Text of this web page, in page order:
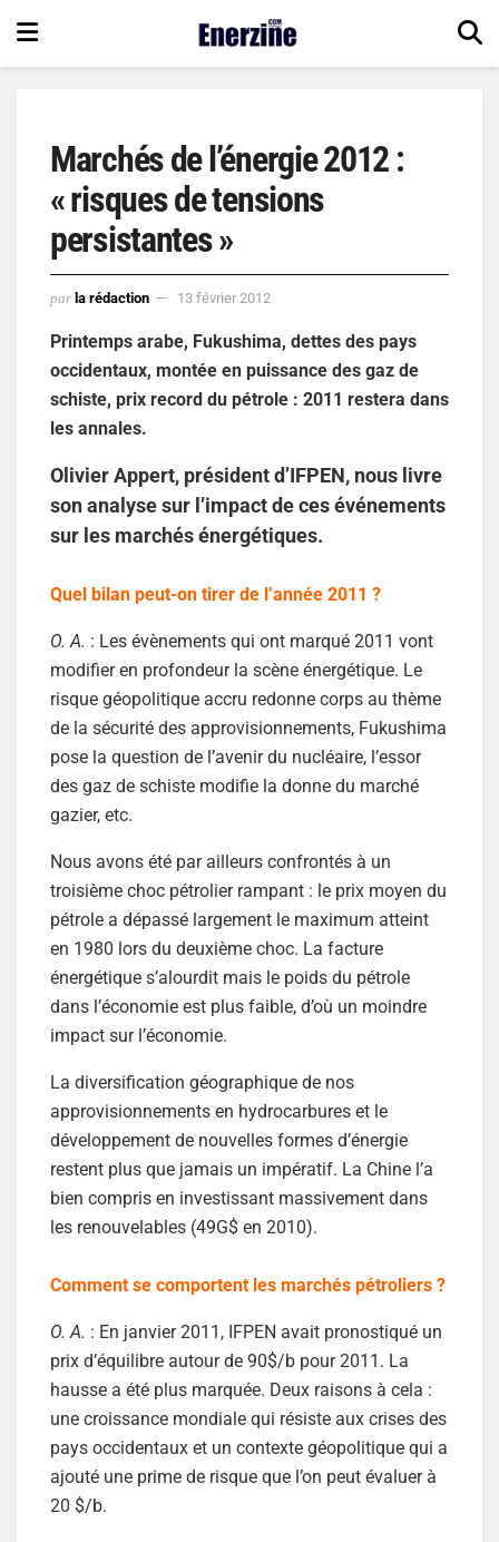
Marchés de l’énergie 2012 :
« risques de tensions
persistantes »
par la rédaction 13 février 2012
Printemps arabe, Fukushima, dettes des pays
occidentaux, montée en puissance des gaz de
schiste, prix record du pétrole : 2011 restera dans
les annales.
Olivier Appert, président d’IFPEN, nous livre
son analyse sur l’impact de ces événements
sur les marchés énergétiques.
Quel bilan peut-on tirer de l’année 2011 ?
O. A. : Les évènements qui ont marqué 2011 vont
modifier en profondeur la scène énergétique. Le
risque géopolitique accru redonne corps au thème
de la sécurité des approvisionnements, Fukushima
pose la question de l’avenir du nucléaire, l’essor
des gaz de schiste modifie la donne du marché
gazier, etc.
Nous avons été par ailleurs confrontés à un
troisième choc pétrolier rampant : le prix moyen du
pétrole a dépassé largement le maximum atteint
en 1980 lors du deuxième choc. La facture
énergétique s’alourdit mais le poids du pétrole
dans l’économie est plus faible, d’où un moindre
impact sur l’économie.
La diversification géographique de nos
approvisionnements en hydrocarbures et le
développement de nouvelles formes d’énergie
restent plus que jamais un impératif. La Chine l’a
bien compris en investissant massivement dans
les renouvelables (49G$ en 2010).
Comment se comportent les marchés pétroliers ?
O. A. : En janvier 2011, IFPEN avait pronostiqué un
prix d’équilibre autour de 90$/b pour 2011. La
hausse a été plus marquée. Deux raisons à cela :
une croissance mondiale qui résiste aux crises des
pays occidentaux et un contexte géopolitique qui a
ajouté une prime de risque que l’on peut évaluer à
20 $/b.